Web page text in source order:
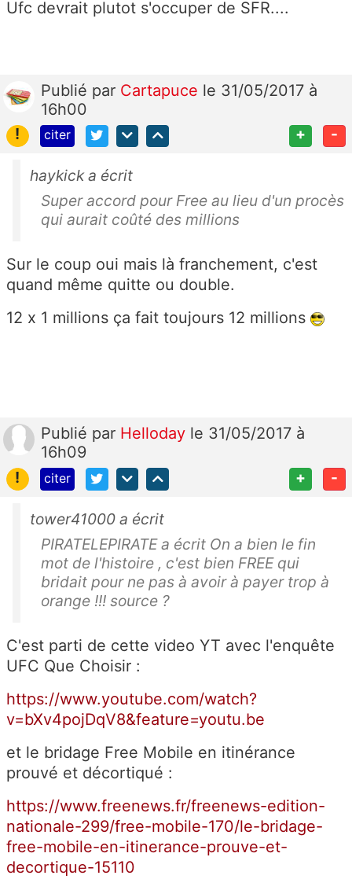
Ufc devrait plutot s'occuper de SFR....
Publié par Cartapuce le 31/05/2017 à
16h00
!
citer + -
haykick a écrit
Super accord pour Free au lieu d'un procès
qui aurait coûté des millions
Sur le coup oui mais là franchement, c'est
quand même quitte ou double.
12 x 1 millions ça fait toujours 12 millions
Publié par Helloday le 31/05/2017 à
16h09
!
citer + -
tower41000 a écrit
PIRATELEPIRATE a écrit On a bien le fin
mot de l'histoire , c'est bien FREE qui
bridait pour ne pas à avoir à payer trop à
orange !!! source ?
C'est parti de cette video YT avec l'enquête
UFC Que Choisir :
https://www.youtube.com/watch?
v=bXv4pojDqV8&feature=youtu.be
et le bridage Free Mobile en itinérance
prouvé et décortiqué :
https://www.freenews.fr/freenews-edition-
nationale-299/free-mobile-170/le-bridage-
free-mobile-en-itinerance-prouve-et-
decortique-15110